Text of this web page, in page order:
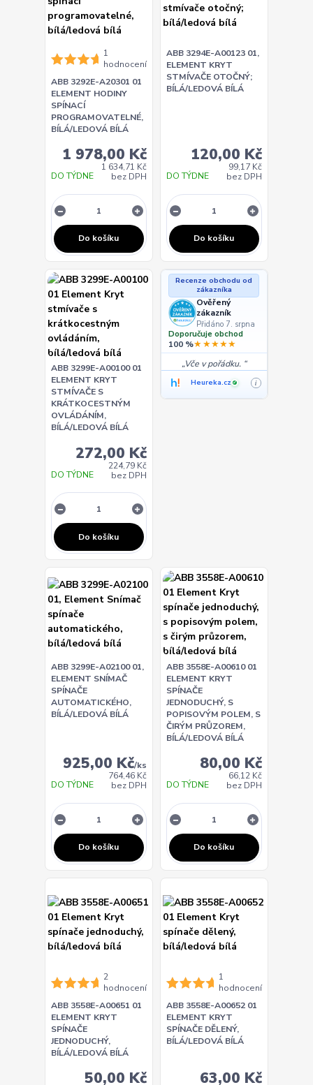
1
hodnocení
ABB 3292E-A20301 01
ELEMENT HODINY
SPÍNACÍ
PROGRAMOVATELNÉ,
BÍLÁ/LEDOVÁ BÍLÁ
1 978,00 Kč
1 634,71 Kč
bez DPH
DO TÝDNE
Do košíku
ABB 3294E-A00123 01,
ELEMENT KRYT
STMÍVAČE OTOČNÝ;
BÍLÁ/LEDOVÁ BÍLÁ
120,00 Kč
99,17 Kč
bez DPH
DO TÝDNE
Do košíku
ABB 3299E-A00100 01
ELEMENT KRYT
STMÍVAČE S
KRÁTKOCESTNÝM
OVLÁDÁNÍM,
BÍLÁ/LEDOVÁ BÍLÁ
272,00 Kč
224,79 Kč
bez DPH
DO TÝDNE
Do košíku
Recenze obchodu od
zákazníka
Ověřený
zákazník
Přidáno 7. srpna
Doporučuje obchod
100 %★★★★★
Vče v pořádku.
Heureka.cz ✓ i
ABB 3299E-A02100 01,
ELEMENT SNÍMAČ
SPÍNAČE
AUTOMATICKÉHO,
BÍLÁ/LEDOVÁ BÍLÁ
925,00 Kč/ks
764,46 Kč
bez DPH
DO TÝDNE
Do košíku
ABB 3558E-A00610 01
ELEMENT KRYT
SPÍNAČE
JEDNODUCHÝ, S
POPISOVÝM POLEM, S
ČIRÝM PRŮZOREM,
BÍLÁ/LEDOVÁ BÍLÁ
80,00 Kč
66,12 Kč
bez DPH
DO TÝDNE
Do košíku
2
hodnocení
ABB 3558E-A00651 01
ELEMENT KRYT
SPÍNAČE
JEDNODUCHÝ,
BÍLÁ/LEDOVÁ BÍLÁ
50,00 Kč
1
hodnocení
ABB 3558E-A00652 01
ELEMENT KRYT
SPÍNAČE DĚLENÝ,
BÍLÁ/LEDOVÁ BÍLÁ
63,00 Kč